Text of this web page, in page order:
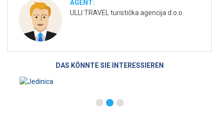
AGENT:
ULLI TRAVEL turistička agencija d.o.o.
DAS KÖNNTE SIE INTERESSIEREN